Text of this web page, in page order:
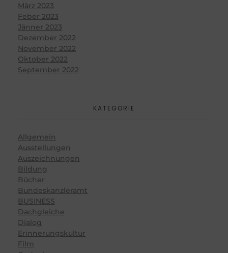
März 2023
Feber 2023
Jänner 2023
Dezember 2022
November 2022
Oktober 2022
September 2022
KATEGORIE
Allgemein
Ausstellungen
Auszeichnungen
Bildung
Bücher
Bundeskanzleramt
BUSINESS
Dachgleiche
Dialog
Erinnerungskultur
Film